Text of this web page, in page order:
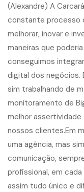
(Alexandre) A
constante processo
melhorar, inovar e
maneiras que
conseguimos
digital dos negócios.
sim trabalhando de
monitoramento de
melhor assertividade
nossos clientes.Em
uma agência, mas
comunicação,
profissional, em
assim tudo único e